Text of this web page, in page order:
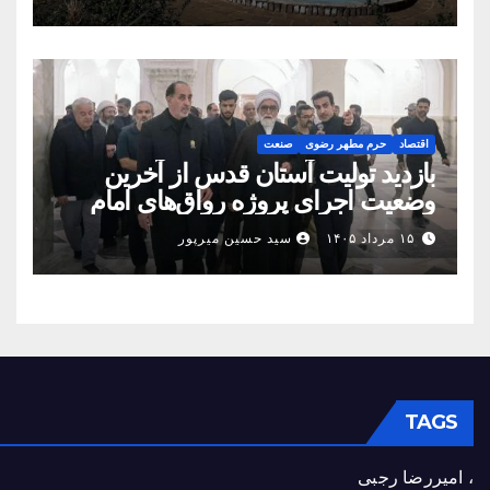
اقتصاد حرم مطهر رضوی صنعت
بازدید تولیت آستان قدس از آخرین
وضعیت اجرای پروژه رواق‌های امام
حسین(ع) و امیرالمؤمنین(ع)
۱۵ مرداد ۱۴۰۵ سید حسین میرپور
TAGS
، امیررضا رجبی